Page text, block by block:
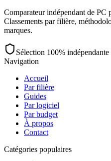
Comparateur indépendant de PC
Classements par filière,
marques.
Sélection 100% indépendante
Navigation
Accueil
Par filière
Guides
Par logiciel
Par budget
À propos
Contact
Catégories populaires